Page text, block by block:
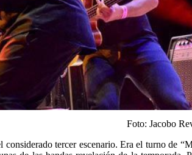
Foto: Jacobo
tercer escenario. Era el turno de